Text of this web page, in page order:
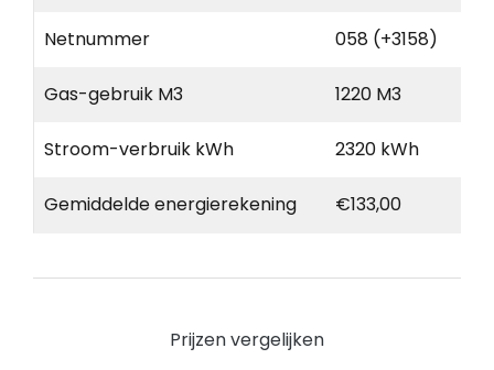
Netnummer 058 (+3158)
Gas-gebruik M3 1220 M3
Stroom-verbruik kWh 2320 kWh
Gemiddelde energierekening €133,00
Prijzen vergelijken